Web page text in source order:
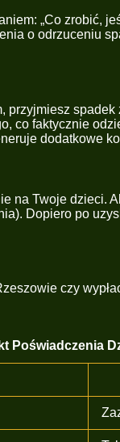
„Co zrobić,
o odrzuceniu
przyjmiesz spadek
co faktycznie
dodatkowe
na Twoje dzieci.
Dopiero po
czy
Poświadczenia